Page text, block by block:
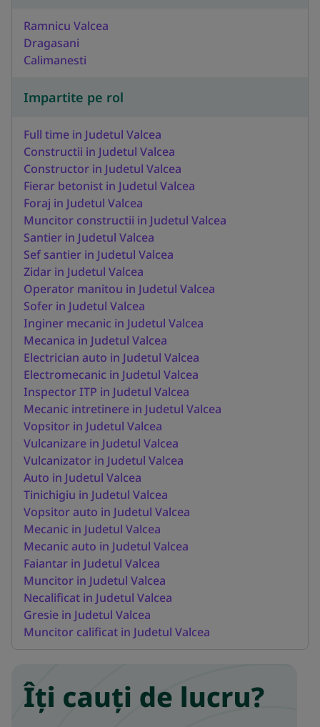
Ramnicu Valcea
Dragasani
Calimanesti
Impartite pe rol
Full time in Judetul Valcea
Constructii in Judetul Valcea
Constructor in Judetul Valcea
Fierar betonist in Judetul Valcea
Foraj in Judetul Valcea
Muncitor constructii in Judetul Valcea
Santier in Judetul Valcea
Sef santier in Judetul Valcea
Zidar in Judetul Valcea
Operator manitou in Judetul Valcea
Sofer in Judetul Valcea
Inginer mecanic in Judetul Valcea
Mecanica in Judetul Valcea
Electrician auto in Judetul Valcea
Electromecanic in Judetul Valcea
Inspector ITP in Judetul Valcea
Mecanic intretinere in Judetul Valcea
Vopsitor in Judetul Valcea
Vulcanizare in Judetul Valcea
Vulcanizator in Judetul Valcea
Auto in Judetul Valcea
Tinichigiu in Judetul Valcea
Vopsitor auto in Judetul Valcea
Mecanic in Judetul Valcea
Mecanic auto in Judetul Valcea
Faiantar in Judetul Valcea
Muncitor in Judetul Valcea
Necalificat in Judetul Valcea
Gresie in Judetul Valcea
Muncitor calificat in Judetul Valcea